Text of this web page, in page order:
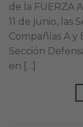
de la FUERZA
11 de junio, las
Compañías A y
Sección
en […]